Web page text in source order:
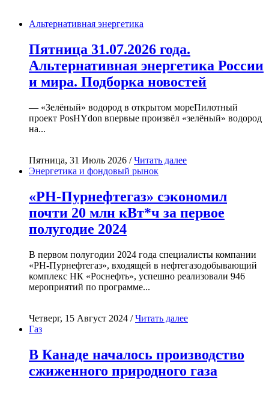
Альтернативная энергетика
Пятница 31.07.2026 года.
Альтернативная энергетика России
и мира. Подборка новостей
— «Зелёный» водород в открытом мореПилотный
проект PosHYdon впервые произвёл «зелёный» водород
на...
Пятница, 31 Июль 2026 /Читать далее
Энергетика и фондовый рынок
«РН-Пурнефтегаз» сэкономил
почти 20 млн кВт*ч за первое
полугодие 2024
В первом полугодии 2024 года специалисты компании
«РН-Пурнефтегаз», входящей в нефтегазодобывающий
комплекс НК «Роснефть», успешно реализовали 946
мероприятий по программе...
Четверг, 15 Август 2024 /Читать далее
Газ
В Канаде началось производство
сжиженного природного газа